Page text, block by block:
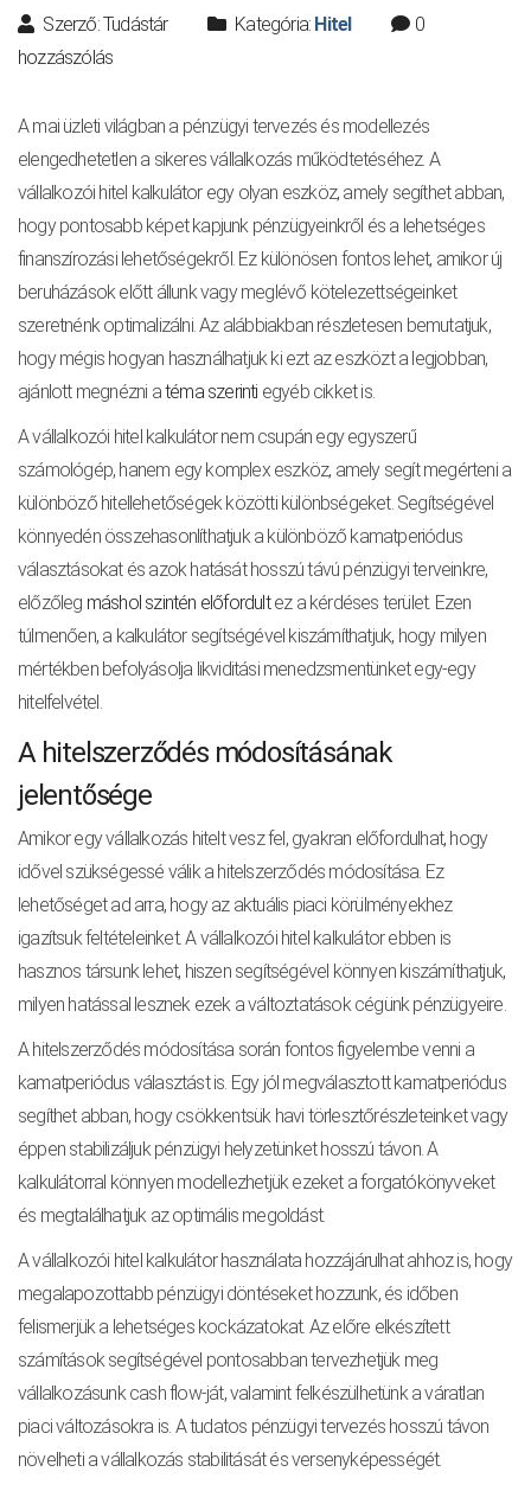
Szerző: Tudástár Kategória: Hitel
0
hozzászólás
A mai üzleti világban a pénzügyi tervezés és modellezés
elengedhetetlen a sikeres vállalkozás működtetéséhez. A
vállalkozói hitel kalkulátor egy olyan eszköz, amely segíthet abban,
hogy pontosabb képet kapjunk pénzügyeinkről és a lehetséges
finanszírozási lehetőségekről. Ez különösen fontos lehet, amikor új
beruházások előtt állunk vagy meglévő kötelezettségeinket
szeretnénk optimalizálni. Az alábbiakban részletesen bemutatjuk,
hogy mégis hogyan használhatjuk ki ezt az eszközt a legjobban,
ajánlott megnézni atéma szerinti egyéb cikket is.
A vállalkozói hitel kalkulátor nem csupán egy egyszerű
számológép, hanem egy komplex eszköz, amely segít megérteni a
különböző hitellehetőségek közötti különbségeket. Segítségével
könnyedén összehasonlíthatjuk a különböző kamatperiódus
választásokat és azok hatását hosszú távú pénzügyi terveinkre,
előzőleg máshol szintén előfordultez a kérdéses terület. Ezen
túlmenően, a kalkulátor segítségével kiszámíthatjuk, hogy milyen
mértékben befolyásolja likviditási menedzsmentünket egy-egy
hitelfelvétel.
A hitelszerződés módosításának
jelentősége
Amikor egy vállalkozás hitelt vesz fel, gyakran előfordulhat, hogy
idővel szükségessé válik a hitelszerződés módosítása. Ez
lehetőséget ad arra, hogy az aktuális piaci körülményekhez
igazítsuk feltételeinket. A vállalkozói hitel kalkulátor ebben is
hasznos társunk lehet, hiszen segítségével könnyen kiszámíthatjuk,
milyen hatással lesznek ezek a változtatások cégünk pénzügyeire.
A hitelszerződés módosítása során fontos figyelembe venni a
kamatperiódus választást is. Egy jól megválasztott kamatperiódus
segíthet abban, hogy csökkentsük havi törlesztőrészleteinket vagy
éppen stabilizáljuk pénzügyi helyzetünket hosszú távon. A
kalkulátorral könnyen modellezhetjük ezeket a forgatókönyveket
és megtalálhatjuk az optimális megoldást.
A vállalkozói hitel kalkulátor használata hozzájárulhat ahhoz is, hogy
megalapozottabb pénzügyi döntéseket hozzunk, és időben
felismerjük a lehetséges kockázatokat. Az előre elkészített
számítások segítségével pontosabban tervezhetjük meg
vállalkozásunk cash flow-ját, valamint felkészülhetünk a váratlan
piaci változásokra is. A tudatos pénzügyi tervezés hosszú távon
növelheti a vállalkozás stabilitását és versenyképességét.